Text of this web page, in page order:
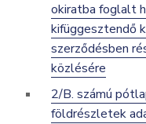
okiratba foglalt
kifüggesztendő
szerződésben
közlésére
2/B. számú
földrészletek